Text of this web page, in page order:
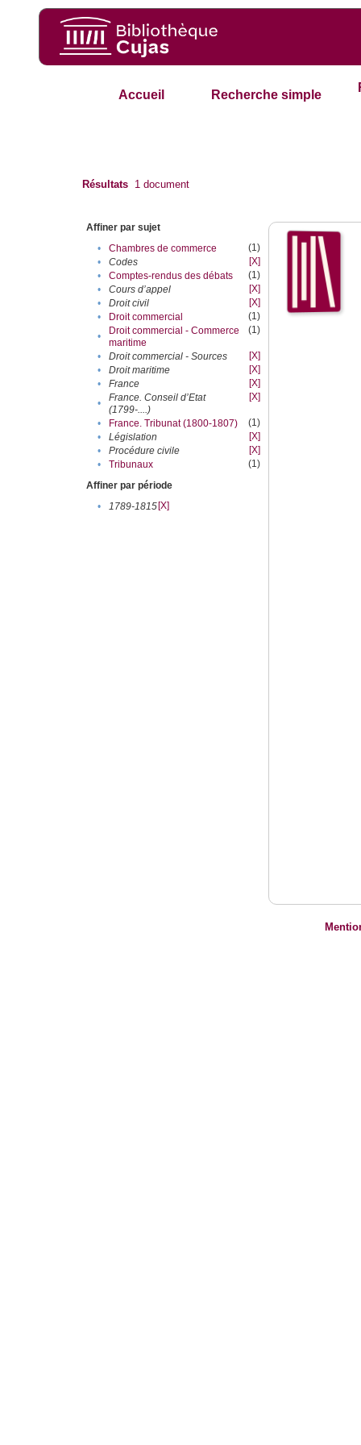
Accueil Recherche simple
Résultats 1 document
Affiner par sujet
•
Chambres de commerce
(1)
•
Codes
[X]
•
Comptes-rendus des débats
(1)
•
Cours d’appel
[X]
•
Droit civil
[X]
•
Droit commercial
(1)
•
Droit commercial - Commerce
maritime
(1)
• Droit commercial - Sources
[X]
•
Droit maritime
[X]
•
France
[X]
•
France. Conseil d’Etat
(1799-....)
[X]
• France. Tribunat (1800-1807)
(1)
•
Législation
[X]
•
Procédure civile
[X]
•
Tribunaux
(1)
Affiner par période
•
1789-1815[X]